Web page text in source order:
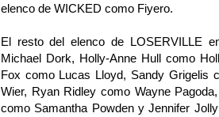
elenco de WICKED como Fiyero.
El resto del elenco de LOSERVILLE
Michael Dork, Holly-Anne Hull como
Fox como Lucas Lloyd, Sandy Grigelis
Wier, Ryan Ridley como Wayne
como Samantha Powden y Jennifer